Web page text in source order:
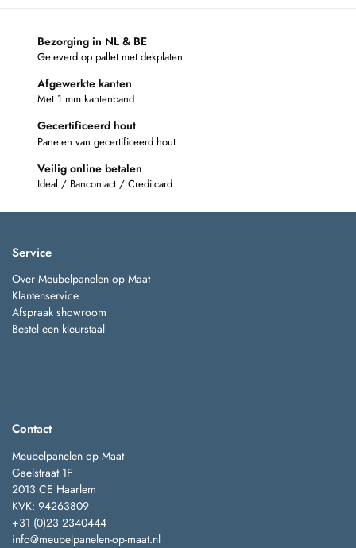
Bezorging in NL & BE
Geleverd op pallet met dekplaten
Afgewerkte kanten
Met 1 mm kantenband
Gecertificeerd hout
Panelen van gecertificeerd hout
Veilig online betalen
Ideal / Bancontact / Creditcard
Service
Over Meubelpanelen op Maat
Klantenservice
Afspraak showroom
Bestel een kleurstaal
Contact
Meubelpanelen op Maat
Gaelstraat 1F
2013 CE Haarlem
KVK: 94263809
+31 (0)23 2340444
info@meubelpanelen-op-maat.nl